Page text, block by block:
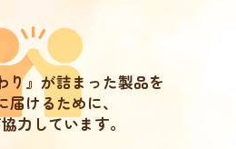
り』が詰まった製品を
届けるために、
力しています。